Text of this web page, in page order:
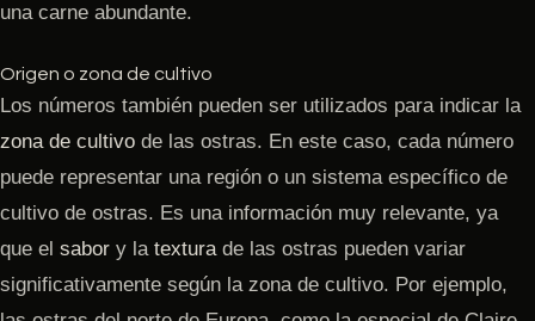
una carne abundante.
Origen o zona de cultivo
Los números también pueden ser utilizados para indicar la
zona de cultivo de las ostras. En este caso, cada número
puede representar una región o un sistema específico de
cultivo de ostras. Es una información muy relevante, ya
que el sabor y la texturade las ostras pueden variar
significativamente según la zona de cultivo. Por ejemplo,